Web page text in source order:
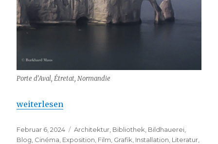
Porte d’Aval, Étretat, Normandie
„L’impressionnisme en Normandie 2024“
weiterlesen
Veröffentlicht
am
Februar 6, 2024 Kategorien
Architektur Bibliothek Bildhauerei
Blog Cinéma Exposition Film Grafik Installation Literatur